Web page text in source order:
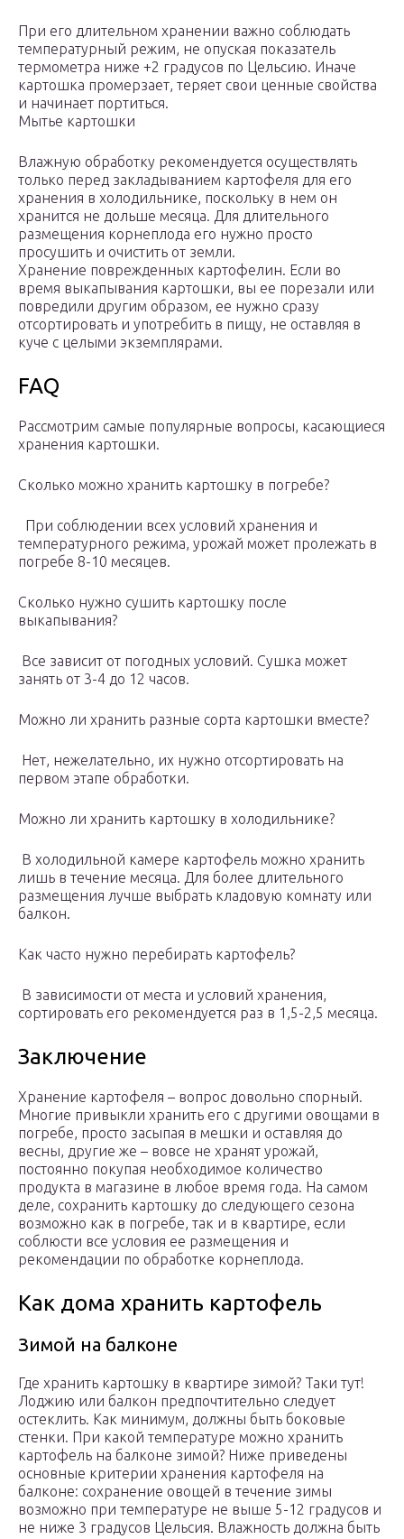
При его длительном хранении важно соблюдать
температурный режим, не опуская показатель
термометра ниже +2 градусов по Цельсию. Иначе
картошка промерзает, теряет свои ценные свойства
и начинает портиться.
Мытье картошки
Влажную обработку рекомендуется осуществлять
только перед закладыванием картофеля для его
хранения в холодильнике, поскольку в нем он
хранится не дольше месяца. Для длительного
размещения корнеплода его нужно просто
просушить и очистить от земли.
Хранение поврежденных картофелин. Если во
время выкапывания картошки, вы ее порезали или
повредили другим образом, ее нужно сразу
отсортировать и употребить в пищу, не оставляя в
куче с целыми экземплярами.
FAQ
Рассмотрим самые популярные вопросы, касающиеся
хранения картошки.
Сколько можно хранить картошку в погребе?
При соблюдении всех условий хранения и
температурного режима, урожай может пролежать в
погребе 8-10 месяцев.
Сколько нужно сушить картошку после
выкапывания?
Все зависит от погодных условий. Сушка может
занять от 3-4 до 12 часов.
Можно ли хранить разные сорта картошки вместе?
Нет, нежелательно, их нужно отсортировать на
первом этапе обработки.
Можно ли хранить картошку в холодильнике?
В холодильной камере картофель можно хранить
лишь в течение месяца. Для более длительного
размещения лучше выбрать кладовую комнату или
балкон.
Как часто нужно перебирать картофель?
В зависимости от места и условий хранения,
сортировать его рекомендуется раз в 1,5-2,5 месяца.
Заключение
Хранение картофеля – вопрос довольно спорный.
Многие привыкли хранить его с другими овощами в
погребе, просто засыпая в мешки и оставляя до
весны, другие же – вовсе не хранят урожай,
постоянно покупая необходимое количество
продукта в магазине в любое время года. На самом
деле, сохранить картошку до следующего сезона
возможно как в погребе, так и в квартире, если
соблюсти все условия ее размещения и
рекомендации по обработке корнеплода.
Как дома хранить картофель
Зимой на балконе
Где хранить картошку в квартире зимой? Таки тут!
Лоджию или балкон предпочтительно следует
остеклить. Как минимум, должны быть боковые
стенки. При какой температуре можно хранить
картофель на балконе зимой? Ниже приведены
основные критерии хранения картофеля на
балконе: сохранение овощей в течение зимы
возможно при температуре не выше 5-12 градусов и
не ниже 3 градусов Цельсия. Влажность должна быть